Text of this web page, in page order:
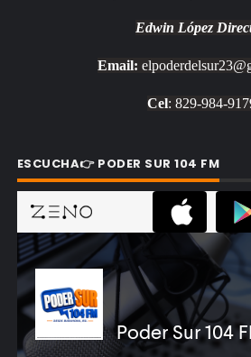
Edwin López
Email:
Cel: 829-984-
ESCUCHA👉 PODER SUR 104 FM